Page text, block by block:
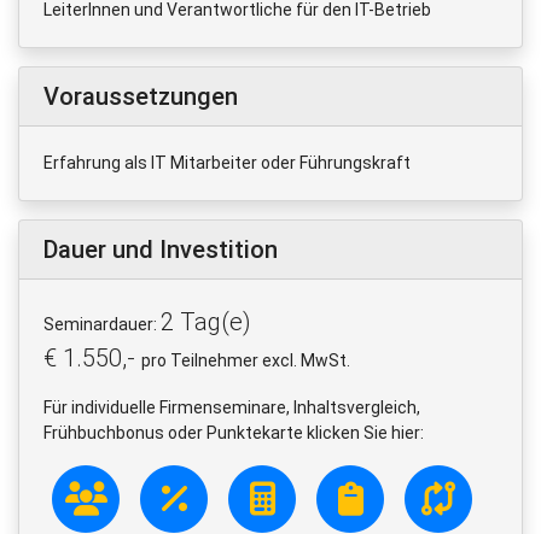
LeiterInnen und Verantwortliche für den IT-Betrieb
Voraussetzungen
Erfahrung als IT Mitarbeiter oder Führungskraft
Dauer und Investition
Seminardauer: 2 Tag(e)
€ 1.550,- pro Teilnehmer excl. MwSt.
Für individuelle Firmenseminare, Inhaltsvergleich,
Frühbuchbonus oder Punktekarte klicken Sie hier: